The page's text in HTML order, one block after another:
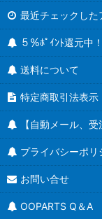
最近チェックした
５％ﾎﾟｲﾝﾄ還元中！
送料について
特定商取引法表示
【自動メール、
プライバシーポリ
お問い合せ
OOPARTS Q＆A